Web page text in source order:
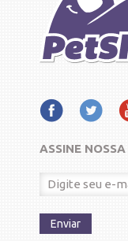
ASSINE